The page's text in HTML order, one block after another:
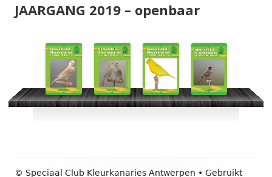
JAARGANG 2019 – openbaar
Footer
© Speciaal Club Kleurkanaries Antwerpen • Gebruikt